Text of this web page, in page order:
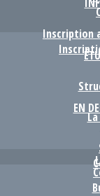
Inscription
EN